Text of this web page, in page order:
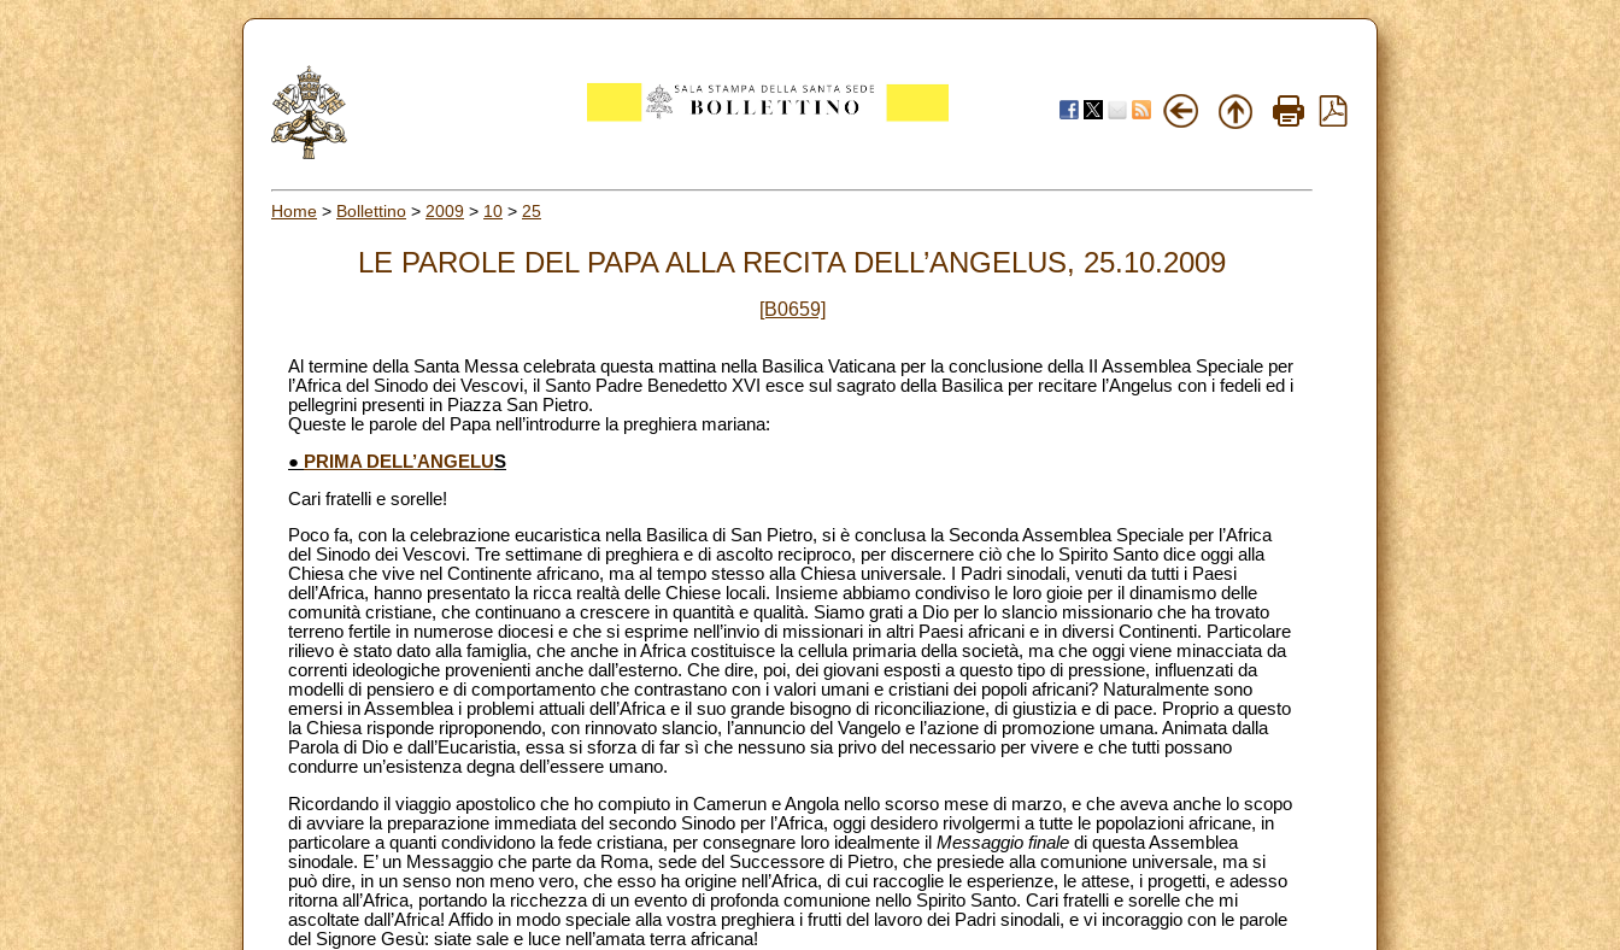
Home > Bollettino > 2009 > 10 > 25
LE PAROLE DEL PAPA ALLA RECITA DELL’ANGELUS, 25.10.2009
[B0659]
Al termine della Santa Messa celebrata questa mattina nella Basilica Vaticana per la conclusione della II Assemblea Speciale per
l’Africa del Sinodo dei Vescovi, il Santo Padre Benedetto XVI esce sul sagrato della Basilica per recitare l’Angelus con i fedeli ed i
pellegrini presenti in Piazza San Pietro.
Queste le parole del Papa nell’introdurre la preghiera mariana:
● PRIMA DELL’ANGELUS
Cari fratelli e sorelle!
Poco fa, con la celebrazione eucaristica nella Basilica di San Pietro, si è conclusa la Seconda Assemblea Speciale per l’Africa
del Sinodo dei Vescovi. Tre settimane di preghiera e di ascolto reciproco, per discernere ciò che lo Spirito Santo dice oggi alla
Chiesa che vive nel Continente africano, ma al tempo stesso alla Chiesa universale. I Padri sinodali, venuti da tutti i Paesi
dell’Africa, hanno presentato la ricca realtà delle Chiese locali. Insieme abbiamo condiviso le loro gioie per il dinamismo delle
comunità cristiane, che continuano a crescere in quantità e qualità. Siamo grati a Dio per lo slancio missionario che ha trovato
terreno fertile in numerose diocesi e che si esprime nell’invio di missionari in altri Paesi africani e in diversi Continenti. Particolare
rilievo è stato dato alla famiglia, che anche in Africa costituisce la cellula primaria della società, ma che oggi viene minacciata da
correnti ideologiche provenienti anche dall’esterno. Che dire, poi, dei giovani esposti a questo tipo di pressione, influenzati da
modelli di pensiero e di comportamento che contrastano con i valori umani e cristiani dei popoli africani? Naturalmente sono
emersi in Assemblea i problemi attuali dell’Africa e il suo grande bisogno di riconciliazione, di giustizia e di pace. Proprio a questo
la Chiesa risponde riproponendo, con rinnovato slancio, l’annuncio del Vangelo e l’azione di promozione umana. Animata dalla
Parola di Dio e dall’Eucaristia, essa si sforza di far sì che nessuno sia privo del necessario per vivere e che tutti possano
condurre un’esistenza degna dell’essere umano.
Ricordando il viaggio apostolico che ho compiuto in Camerun e Angola nello scorso mese di marzo, e che aveva anche lo scopo
di avviare la preparazione immediata del secondo Sinodo per l’Africa, oggi desidero rivolgermi a tutte le popolazioni africane, in
particolare a quanti condividono la fede cristiana, per consegnare loro idealmente il Messaggio finale di questa Assemblea
sinodale. E’ un Messaggio che parte da Roma, sede del Successore di Pietro, che presiede alla comunione universale, ma si
può dire, in un senso non meno vero, che esso ha origine nell’Africa, di cui raccoglie le esperienze, le attese, i progetti, e adesso
ritorna all’Africa, portando la ricchezza di un evento di profonda comunione nello Spirito Santo. Cari fratelli e sorelle che mi
ascoltate dall’Africa! Affido in modo speciale alla vostra preghiera i frutti del lavoro dei Padri sinodali, e vi incoraggio con le parole
del Signore Gesù: siate sale e luce nell’amata terra africana!